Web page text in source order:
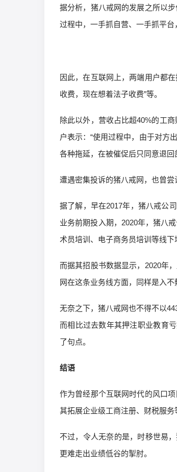
据分析，猪八戒网的发展之所以
过程中，一手抓自营、一手抓平台
因此，在互联网上，两端用户都
收费，现在想着法子收费”等。
除此以外，营收占比超40%的工
户表示：“使用过程中，由于对方
各种拖延，在被催促后只同意退
遭遇密集投诉的猪八戒网，也曾
据了解，早在2017年，猪八戒公
业务前期投入期，2020年，猪八
术员培训、电子商务员培训等线下
而据其招股书数据显示，2020年
网在这条业务线方面，同样是入
无奈之下，猪八戒网也不得不以
而相比过去数年其押注职业教育
了句点。
结语
作为曾经那个互联网时代的风口
其拓展企业级工商注册、财税服务
不过，令人无奈的是，时移世易
更难走出业绩低谷的掣肘。